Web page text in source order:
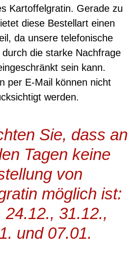
Kartoffelgratin. Gerade zu
diese Bestellart einen
da unsere telefonische
die starke Nachfrage
sein kann.
per E-Mail können nicht
werden.
Sie, dass an
Tagen keine
von
möglich ist:
24.12., 31.12.,
und 07.01.